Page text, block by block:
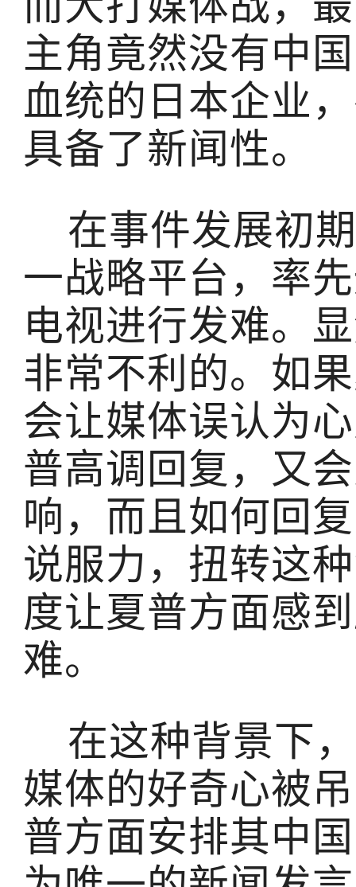
主角竟然没有中
血统的日本企业
具备了新闻性。
在事件发展初
一战略平台，率
电视进行发难。
非常不利的。如
会让媒体误认为
普高调回复，又
响，而且如何回
说服力，扭转这
度让夏普方面感
难。
在这种背景下
媒体的好奇心被
普方面安排其中